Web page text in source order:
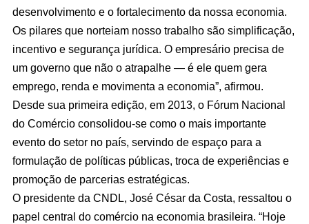
desenvolvimento e o fortalecimento da nossa economia.
Os pilares que norteiam nosso trabalho são simplificação,
incentivo e segurança jurídica. O empresário precisa de
um governo que não o atrapalhe — é ele quem gera
emprego, renda e movimenta a economia”, afirmou.
Desde sua primeira edição, em 2013, o Fórum Nacional
do Comércio consolidou-se como o mais importante
evento do setor no país, servindo de espaço para a
formulação de políticas públicas, troca de experiências e
promoção de parcerias estratégicas.
O presidente da CNDL, José César da Costa, ressaltou o
papel central do comércio na economia brasileira. “Hoje